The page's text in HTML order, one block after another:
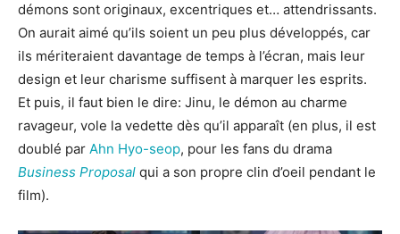
démons sont originaux, excentriques et… attendrissants.
On aurait aimé qu’ils soient un peu plus développés, car
ils mériteraient davantage de temps à l’écran, mais leur
design et leur charisme suffisent à marquer les esprits.
Et puis, il faut bien le dire: Jinu, le démon au charme
ravageur, vole la vedette dès qu’il apparaît (en plus, il est
doublé par Ahn Hyo-seop, pour les fans du drama
Business Proposal qui a son propre clin d’oeil pendant le
film).